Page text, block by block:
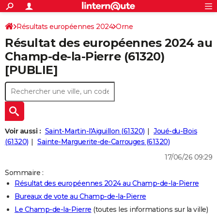
ACTUALITÉS
Politique
Société
Faits Divers
Education
Monde
Villes
+
SPORT
Coupe du monde 2026
Football
Tennis
Cyclisme
Rugby
Forum
CULTURE
Programme TV
TNT
Streaming
Cinéma
Sorties cinéma
Musique
+FINANCE
Retraite
Impôts
Epargne
Immobilier
Risques naturels par ville
Banque
Assurance
CréditAUTO
Essais
Réserver un essai
Citadines
Berlines
SUV
Forum auto
+HIGH-TECH
Mobiles
Meilleur smartphone
Internet
Ordinateurs
Jeux vidéo
Guide high-tech
+
BRICOLAGE
Forum
Aménagement intérieur
Extérieur
Cuisine
Salle de bains
Jardinage
Rangement
+
LIFESTYLE
Art de vivre
Bien-être
Loisirs
Mode
Modes de vie
SANTE
Alimentation
Guide de la santé
Maladies
Médicaments
Sommeil
VOYAGE
S'inscrire
Connexion
Résultats européennes 2024 Orne
Résultat des européennes 2024 au
Champ-de-la-Pierre (61320)
[PUBLIE]
Voir aussi : Saint-Martin-l'Aiguillon (61320)
Joué-du-Bois
(61320)
Sainte-Marguerite-de-Carrouges (61320)
17/06/26 09:29
Sommaire :
Résultat des européennes 2024 au Champ-de-la-Pierre
Bureaux de vote au Champ-de-la-Pierre
Le Champ-de-la-Pierre (toutes les informations sur la ville)